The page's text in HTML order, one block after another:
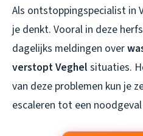
Als ontstoppingspecialist in
je denkt. Vooral in deze
dagelijks meldingen over
verstopt Veghel situaties.
van deze problemen kun je
escaleren tot een